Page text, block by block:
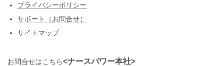
プライバシーポリシー
サポート（お問合せ）
サイトマップ
お問合せはこちら<ナースパワー本社>